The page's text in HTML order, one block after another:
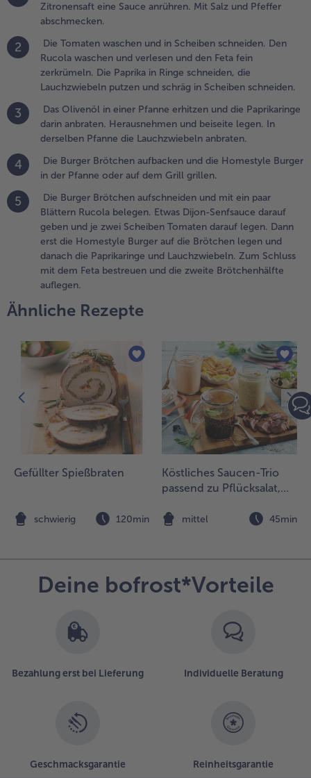
auf
mit ein
Blättern
Etwas
geben
legen.
auf die
und
die
Schluss
dem Feta
und
zweite
Zitronensaft eine Sauce anrühren. Mit Salz und Pfeffer
abschmecken.
2
Die Tomaten waschen und in Scheiben schneiden. Den
Rucola waschen und verlesen und den Feta fein
zerkrümeln. Die Paprika in Ringe schneiden, die
Lauchzwiebeln putzen und schräg in Scheiben schneiden.
3
Das Olivenöl in einer Pfanne erhitzen und die Paprikaringe
darin anbraten. Herausnehmen und beiseite legen. In
derselben Pfanne die Lauchzwiebeln anbraten.
4
Die Burger Brötchen aufbacken und die Homestyle Burger
in der Pfanne oder auf dem Grill grillen.
5
Die Burger Brötchen aufschneiden und mit ein paar
Blättern Rucola belegen. Etwas Dijon-Senfsauce darauf
geben und je zwei Scheiben Tomaten darauf legen. Dann
erst die Homestyle Burger auf die Brötchen legen und
danach die Paprikaringe und Lauchzwiebeln. Zum Schluss
mit dem Feta bestreuen und die zweite Brötchenhälfte
auflegen.
Ähnliche Rezepte
Gefüllter Spießbraten
schwierig 120min
Köstliches Saucen-Trio
passend zu Pflücksalat,
Knusperkartoffeln
mittel 45min
Deine bofrost*Vorteile
Bezahlung erst bei Lieferung Individuelle Beratung
Geschmacksgarantie Reinheitsgarantie